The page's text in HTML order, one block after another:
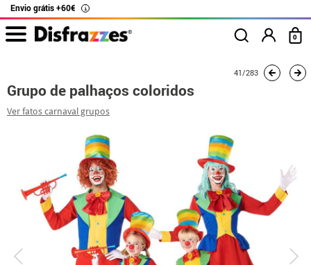
Envio grátis +60€ i
0
Grupo de palhaços coloridos41/283
Grupo de palhaços coloridos
Ver fatos carnaval grupos